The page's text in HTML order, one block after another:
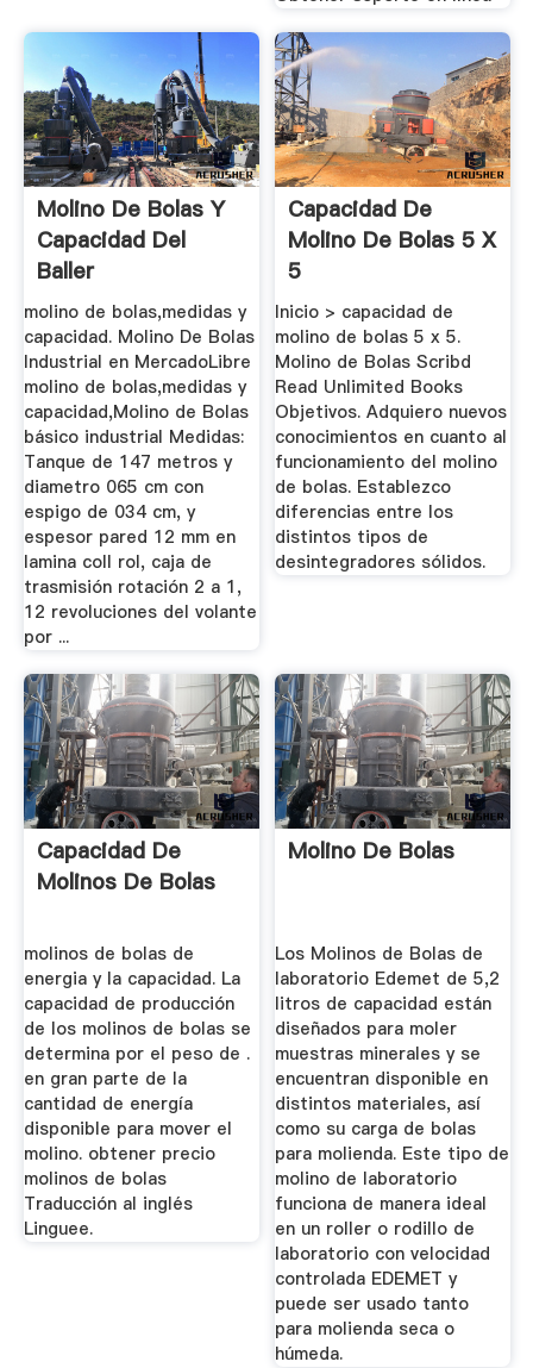
Molino De Bolas Y
Capacidad Del
Baller
molino de bolas,medidas y
capacidad. Molino De Bolas
Industrial en MercadoLibre
molino de bolas,medidas y
capacidad,Molino de Bolas
básico industrial Medidas:
Tanque de 147 metros y
diametro 065 cm con
espigo de 034 cm, y
espesor pared 12 mm en
lamina coll rol, caja de
trasmisión rotación 2 a 1,
12 revoluciones del volante
por ...
Capacidad De
Molino De Bolas 5 X
5
Inicio > capacidad de
molino de bolas 5 x 5.
Molino de Bolas Scribd
Read Unlimited Books
Objetivos. Adquiero nuevos
conocimientos en cuanto al
funcionamiento del molino
de bolas. Establezco
diferencias entre los
distintos tipos de
desintegradores sólidos.
Capacidad De
Molinos De Bolas
molinos de bolas de
energia y la capacidad. La
capacidad de producción
de los molinos de bolas se
determina por el peso de .
en gran parte de la
cantidad de energía
disponible para mover el
molino. obtener precio
molinos de bolas
Traducción al inglés
Linguee.
Molino De Bolas
Los Molinos de Bolas de
laboratorio Edemet de 5,2
litros de capacidad están
diseñados para moler
muestras minerales y se
encuentran disponible en
distintos materiales, así
como su carga de bolas
para molienda. Este tipo de
molino de laboratorio
funciona de manera ideal
en un roller o rodillo de
laboratorio con velocidad
controlada EDEMET y
puede ser usado tanto
para molienda seca o
húmeda.